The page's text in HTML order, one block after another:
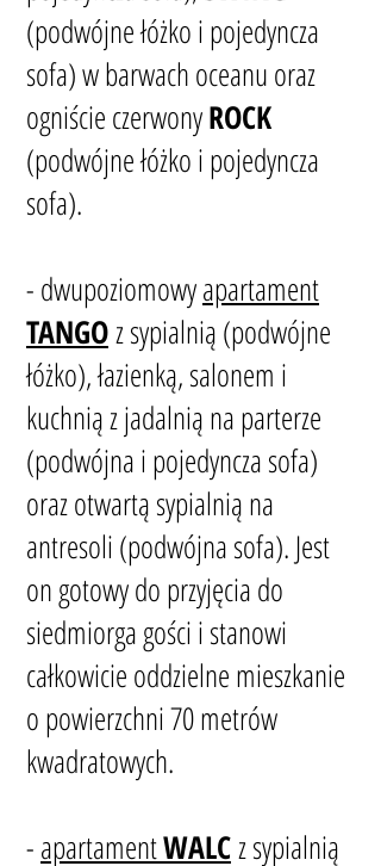
(podwójne łóżko i pojedyncza
sofa) w barwach oceanu oraz
ogniście czerwonyROCK
(podwójne łóżko i pojedyncza
sofa).
- dwupoziomowyapartament
TANGOz sypialnią (podwójne
łóżko), łazienką, salonem i
kuchnią z jadalnią na parterze
(podwójna i pojedyncza sofa)
oraz otwartą sypialnią na
antresoli (podwójna sofa). Jest
on gotowy do przyjęcia do
siedmiorga gości i stanowi
całkowicie oddzielne mieszkanie
o powierzchni 70 metrów
kwadratowych.
-apartamentWALCz sypialnią